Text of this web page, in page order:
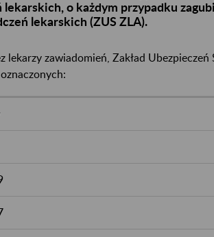
lekarskich, o każdym przypadku
lekarskich (ZUS ZLA).
lekarzy zawiadomień, Zakład Ubezpieczeń